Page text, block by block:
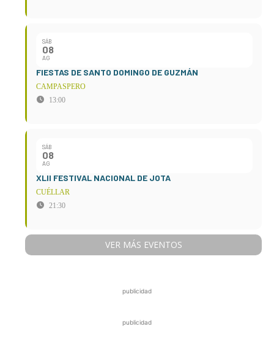
SÁB
08
AG
FIESTAS DE SANTO DOMINGO DE GUZMÁN
CAMPASPERO
13:00
SÁB
08
AG
XLII FESTIVAL NACIONAL DE JOTA
CUÉLLAR
21:30
VER MÁS EVENTOS
publicidad
publicidad